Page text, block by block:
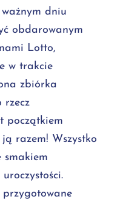
dniu
obdarowanym
Lotto,
w trakcie
zbiórka
rzecz
początkiem
razem! Wszystko
smakiem
przygotowane